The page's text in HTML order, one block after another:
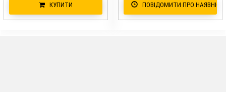
КУПИТИ ПОВІДОМИТИ ПРО